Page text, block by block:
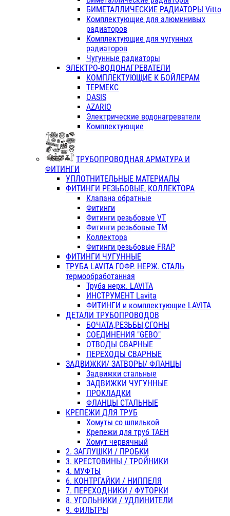
БИМЕТАЛЛИЧЕСКИЕ РАДИАТОРЫ Vitto
Комплектующие для алюминивых
радиаторов
Комплектующие для чугунных
радиаторов
Чугунные радиаторы
ЭЛЕКТРО-ВОДОНАГРЕВАТЕЛИ
КОМПЛЕКТУЮЩИЕ К БОЙЛЕРАМ
ТЕРМЕКС
OASIS
AZARIO
Электрические водонагреватели
Комплектующие
ТРУБОПРОВОДНАЯ АРМАТУРА И
ФИТИНГИ
УПЛОТНИТЕЛЬНЫЕ МАТЕРИАЛЫ
ФИТИНГИ РЕЗЬБОВЫЕ, КОЛЛЕКТОРА
Клапана обратные
Фитинги
Фитинги резьбовые VT
Фитинги резьбовые ТМ
Коллектора
Фитинги резьбовые FRAP
ФИТИНГИ ЧУГУННЫЕ
ТРУБА LAVITA ГОФР. НЕРЖ. СТАЛЬ
термообработанная
Труба нерж. LAVITA
ИНСТРУМЕНТ Lavita
ФИТИНГИ и комплектующие LAVITA
ДЕТАЛИ ТРУБОПРОВОДОВ
БОЧАТА,РЕЗЬБЫ,СГОНЫ
СОЕДИНЕНИЯ "GEBO"
ОТВОДЫ СВАРНЫЕ
ПЕРЕХОДЫ СВАРНЫЕ
ЗАДВИЖКИ/ ЗАТВОРЫ/ ФЛАНЦЫ
Задвижки стальные
ЗАДВИЖКИ ЧУГУННЫЕ
ПРОКЛАДКИ
ФЛАНЦЫ СТАЛЬНЫЕ
КРЕПЕЖИ ДЛЯ ТРУБ
Хомуты со шпилькой
Крепежи для труб ТАЕН
Хомут червячный
2. ЗАГЛУШКИ / ПРОБКИ
3. КРЕСТОВИНЫ / ТРОЙНИКИ
4. МУФТЫ
6. КОНТРГАЙКИ / НИППЕЛЯ
7. ПЕРЕХОДНИКИ / ФУТОРКИ
8. УГОЛЬНИКИ / УДЛИНИТЕЛИ
9. ФИЛЬТРЫ